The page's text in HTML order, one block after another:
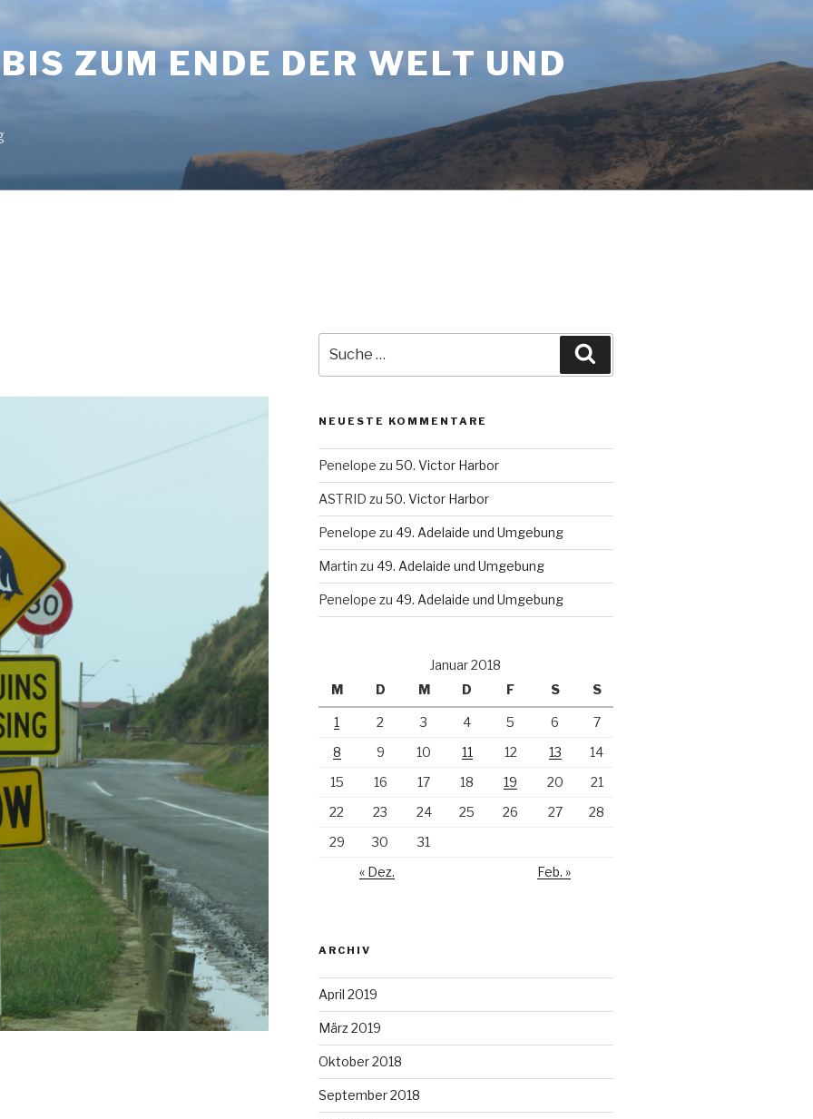
ZUM ENDE DER WELT UND
nach:
NEUESTE KOMMENTARE
Penelope zu 50. Victor Harbor
ASTRID zu 50. Victor Harbor
Penelope zu 49. Adelaide und Umgebung
Martin zu 49. Adelaide und Umgebung
Penelope zu 49. Adelaide und Umgebung
Januar 2018
M
D M D F S S
1 2 3 4 5 6
7
8
9 10 11 12 13
14
15
16 17 18 19 20
21
22
23 24 25 26 27
28
29
30
31
« Dez.
Feb. »
ARCHIV
April 2019
März 2019
Oktober 2018
September 2018